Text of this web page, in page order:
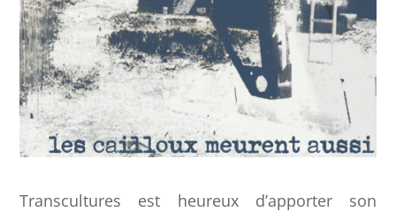
Transcultures est heureux d’apporter son